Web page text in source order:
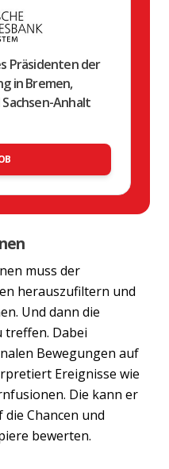
Präsidenten der
in Bremen,
Anhalt
muss der
herauszufiltern und
Und dann die
treffen. Dabei
Bewegungen auf
Ereignisse wie
Die kann er
Chancen und
bewerten.